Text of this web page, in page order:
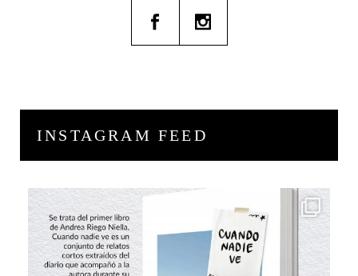
INSTAGRAM FEED